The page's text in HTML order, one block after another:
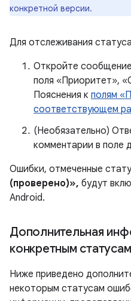
конкретной версии.
Для отслеживания
Откройте
поля «Приоритет»,
Пояснения к полям
соответствующем
(Необязательно)
комментарии в поле
Ошибки, отмеченные
(проверено)», будут
Android.
Дополнительная
конкретным статусам
Ниже приведено
некоторым статусам